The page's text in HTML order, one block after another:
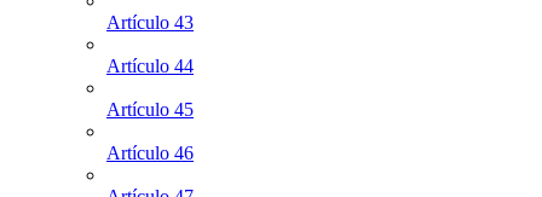
Artículo 43
Artículo 44
Artículo 45
Artículo 46